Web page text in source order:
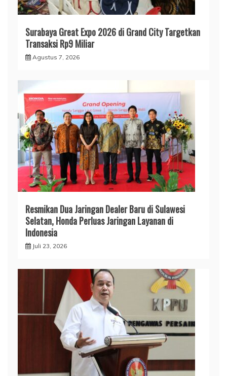
Surabaya Great Expo 2026 di Grand City Targetkan
Transaksi Rp9 Miliar
Agustus 7, 2026
Resmikan Dua Jaringan Dealer Baru di Sulawesi
Selatan, Honda Perluas Jaringan Layanan di
Indonesia
Juli 23, 2026